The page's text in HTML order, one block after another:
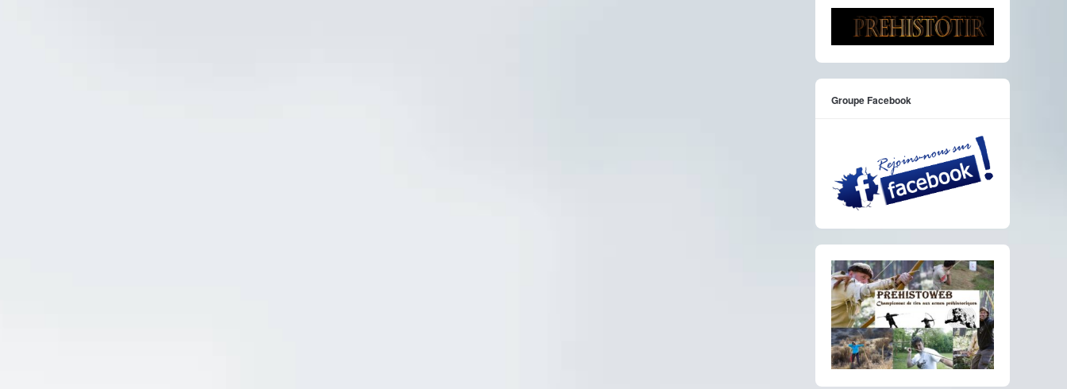
Groupe Facebook